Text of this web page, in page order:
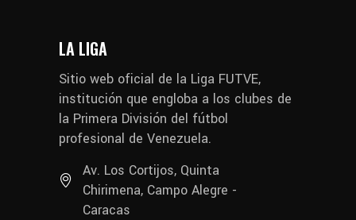
LA LIGA
Sitio web oficial de la Liga FUTVE,
institución que engloba a los clubes de
la Primera División del fútbol
profesional de Venezuela.
Av. Los Cortijos, Quinta
Chirimena, Campo Alegre -
Caracas